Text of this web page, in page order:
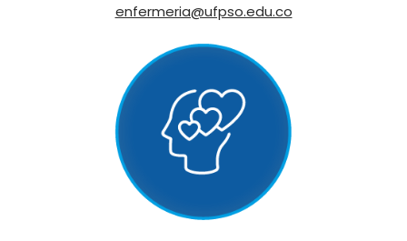
enfermeria@ufpso.edu.co